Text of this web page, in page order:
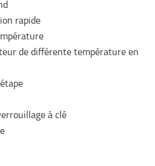
rapide
de différente température en
à clé